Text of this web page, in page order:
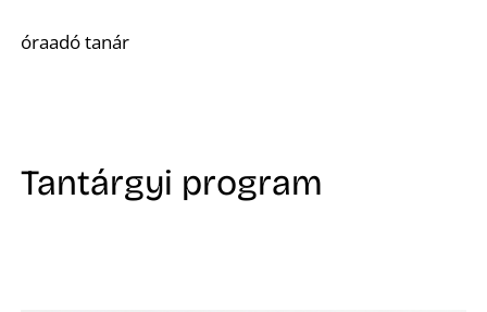
óraadó tanár
Tantárgyi program